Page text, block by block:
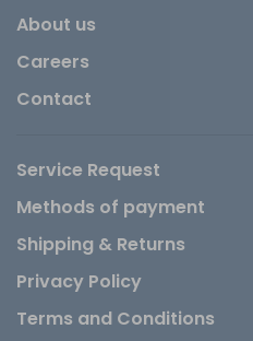
About us
Careers
Contact
Service Request
Methods of payment
Shipping & Returns
Privacy Policy
Terms and Conditions